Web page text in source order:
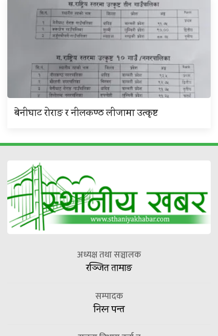
बेनीघाट रोराङ र नीलकण्ठ लीजामा उत्कृष्ट
अध्यक्ष तथा सञ्चालक
रञ्जित तामाङ
सम्पादक
निरन पन्त